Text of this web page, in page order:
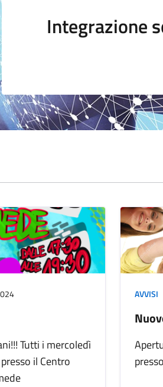
Integrazione
Tutti i mercoledì
il Centro
AVVISI